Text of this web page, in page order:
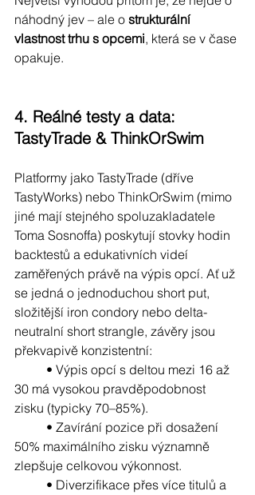
náhodný jev – ale o strukturální
vlastnost trhu s opcemi, která se v čase
opakuje.
4. Reálné testy a data:
TastyTrade & ThinkOrSwim
Platformy jako TastyTrade (dříve
TastyWorks) nebo ThinkOrSwim (mimo
jiné mají stejného spoluzakladatele
Toma Sosnoffa) poskytují stovky hodin
backtestů a edukativních videí
zaměřených právě na výpis opcí. Ať už
se jedná o jednoduchou short put,
složitější iron condory nebo delta-
neutralní short strangle, závěry jsou
překvapivě konzistentní:
30 má vysokou pravděpodobnost
zisku (typicky 70–85%).
50% maximálního zisku významně
zlepšuje celkovou výkonnost.